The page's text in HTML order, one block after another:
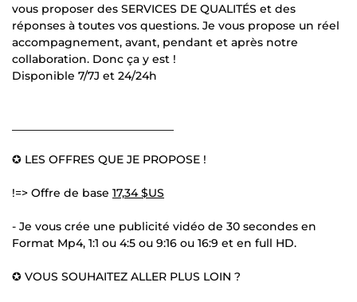
vous proposer des SERVICES DE QUALITÉS et des
réponses à toutes vos questions. Je vous propose un réel
accompagnement, avant, pendant et après notre
collaboration. Donc ça y est !
Disponible 7/7J et 24/24h
✪ LES OFFRES QUE JE PROPOSE !
!=> Offre de base 17,34 $US
- Je vous crée une publicité vidéo de 30 secondes en
Format Mp4, 1:1 ou 4:5 ou 9:16 ou 16:9 et en full HD.
✪ VOUS SOUHAITEZ ALLER PLUS LOIN ?